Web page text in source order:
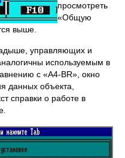
просмотреть
«Общую
выше.
управляющих и
используемым в
с «A4-BR», окно
данных объекта,
справки о работе в